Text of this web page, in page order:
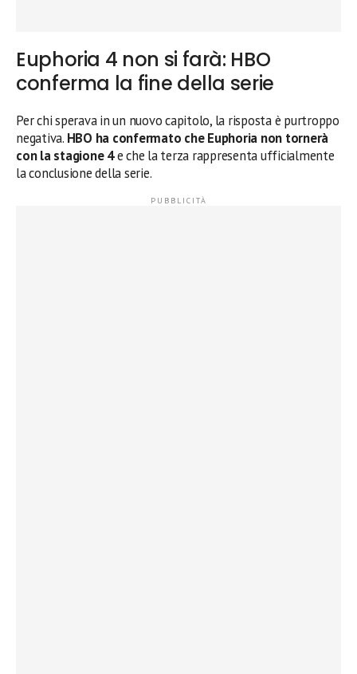
Euphoria 4 non si farà: HBO
conferma la fine della serie
Per chi sperava in un nuovo capitolo, la risposta è purtroppo
negativa. HBO ha confermato che Euphoria non tornerà
con la stagione 4e che la terza rappresenta ufficialmente
la conclusione della serie.